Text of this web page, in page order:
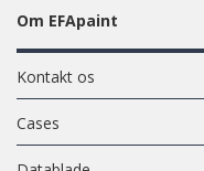
Om EFApaint
Kontakt os
Cases